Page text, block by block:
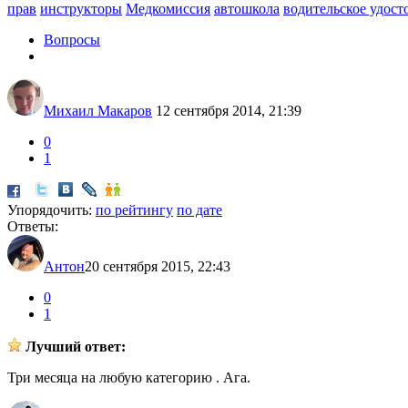
прав инструкторы Медкомиссия автошкола водительское
Вопросы
Михаил Макаров 12 сентября 2014, 21:39
0
1
Упорядочить: по рейтингу по дате
Ответы:
Антон20 сентября 2015, 22:43
0
1
Лучший ответ:
Три месяца на любую категорию . Ага.